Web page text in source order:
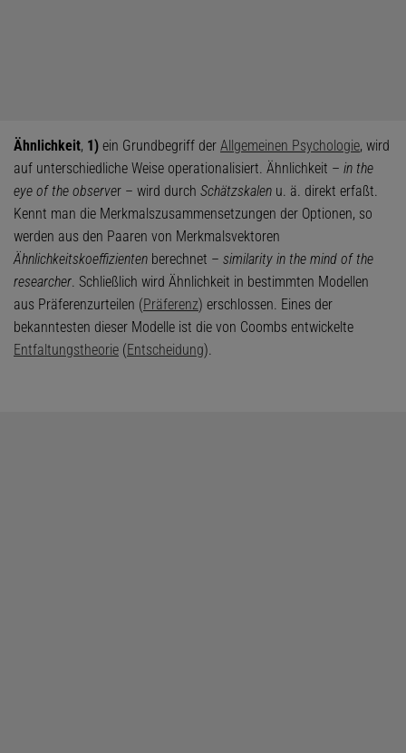
Ähnlichkeit, 1) ein Grundbegriff der Allgemeinen Psychologie, wird
auf unterschiedliche Weise operationalisiert. Ähnlichkeit – in the
eye of the observer – wird durch Schätzskalen u. ä. direkt erfaßt.
Kennt man die Merkmalszusammensetzungen der Optionen, so
werden aus den Paaren von Merkmalsvektoren
Ähnlichkeitskoeffizienten berechnet – similarity in the mind of the
researcher. Schließlich wird Ähnlichkeit in bestimmten Modellen
aus Präferenzurteilen (Präferenz) erschlossen. Eines der
bekanntesten dieser Modelle ist die von Coombs entwickelte
Entfaltungstheorie (Entscheidung).